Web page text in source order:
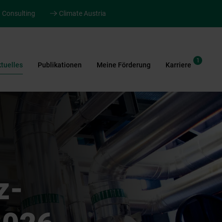
Consulting Climate Austria
Publikationen Meine Förderung Karriere
1